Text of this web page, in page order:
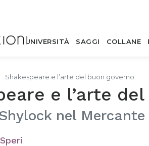
UNIVERSITÀ SAGGI COLLANE
Shakespeare e l’arte del buon governo
e l’arte
nel Mercante